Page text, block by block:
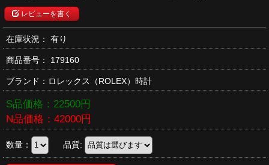
レビューを書く
在庫状況： 有り
商品番号： 179160
ブランド： ロレックス （ROLEX）時計
S品価格： 22500円
N品価格： 42000円
数量： 品質: